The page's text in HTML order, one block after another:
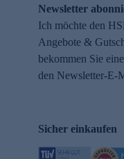
Newsletter
Ich möchte den
Angebote &
bekommen Sie
den Newsletter-E-
Sicher einkaufen